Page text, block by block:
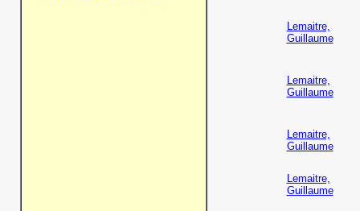
Lemaitre,
Guillaume
Lemaitre,
Guillaume
Lemaitre,
Guillaume
Lemaitre,
Guillaume